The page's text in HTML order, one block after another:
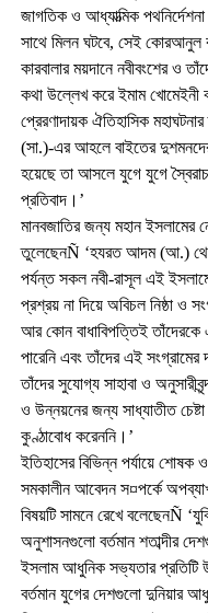
জাগতিক ও আধ্যাত্মিক
সাথে মিলন ঘটবে, সেই কোরআনুল
কারবালার ময়দানে নবীবংশের ও
কথা উল্লেখ করে ইমাম খোমেইনী
প্রেরণাদায়ক ঐতিহাসিক
(সা.)-এর আহলে বাইতের
হয়েছে তা আসলে যুগে যুগে
প্রতিবাদ।’
মানবজাতির জন্য মহান ইসলামের
তুলেছেনÑ ‘হযরত আদম (আ.)
পর্যন্ত সকল নবী-রাসূল এই
প্রশ্রয় না দিয়ে অবিচল নিষ্ঠা ও
আর কোন বাধাবিপত্তিই
পারেনি এবং তাঁদের এই সংগ্রামের
তাঁদের সুযোগ্য সাহাবা ও
ও উন্নয়নের জন্য সাধ্যাতীত
কুণ্ঠাবোধ করেননি।’
ইতিহাসের বিভিন্ন পর্যায়ে শোষক ও
সমকালীন আবেদন স¤পর্কে
বিষয়টি সামনে রেখে বলেছেনÑ
অনুশাসনগুলো বর্তমান শতাব্দীর
ইসলাম আধুনিক সভ্যতার প্রতিটি
বর্তমান যুগের দেশগুলো দুনিয়ার